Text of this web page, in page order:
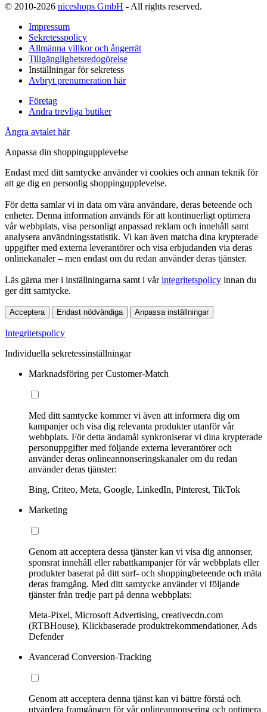
© 2010-2026 niceshops GmbH - All rights reserved.
Impressum
Sekretesspolicy
Allmänna villkor och ångerrät
Tillgänglighetsredogörelse
Inställningar för sekretess
Avbryt prenumeration här
Företag
Andra trevliga butiker
Ångra avtalet här
Anpassa din shoppingupplevelse
Endast med ditt samtycke använder vi cookies och annan teknik för
att ge dig en personlig shoppingupplevelse.
För detta samlar vi in data om våra användare, deras beteende och
enheter. Denna information används för att kontinuerligt optimera
vår webbplats, visa personligt anpassad reklam och innehåll samt
analysera användningsstatistik. Vi kan även matcha dina krypterade
uppgifter med externa leverantörer och visa erbjudanden via deras
onlinekanaler – men endast om du redan använder deras tjänster.
Läs gärna mer i inställningarna samt i vårintegritetspolicy innan du
ger ditt samtycke.
Acceptera Endast nödvändiga Anpassa inställningar
Integritetspolicy
Individuella sekretessinställningar
Marknadsföring per Customer-Match
Med ditt samtycke kommer vi även att informera dig om
kampanjer och visa dig relevanta produkter utanför vår
webbplats. För detta ändamål synkroniserar vi dina krypterade
personuppgifter med följande externa leverantörer och
använder deras onlineannonseringskanaler om du redan
använder deras tjänster:
Bing, Criteo, Meta, Google, LinkedIn, Pinterest, TikTok
Marketing
Genom att acceptera dessa tjänster kan vi visa dig annonser,
sponsrat innehåll eller rabattkampanjer för vår webbplats eller
produkter baserat på ditt surf- och shoppingbeteende och mäta
deras framgång. Med ditt samtycke använder vi följande
tjänster från tredje part på denna webbplats:
Meta-Pixel, Microsoft Advertising, creativecdn.com
(RTBHouse), Klickbaserade produktrekommendationer, Ads
Defender
Avancerad Conversion-Tracking
Genom att acceptera denna tjänst kan vi bättre förstå och
utvärdera framgången för vår onlineannonsering och optimera